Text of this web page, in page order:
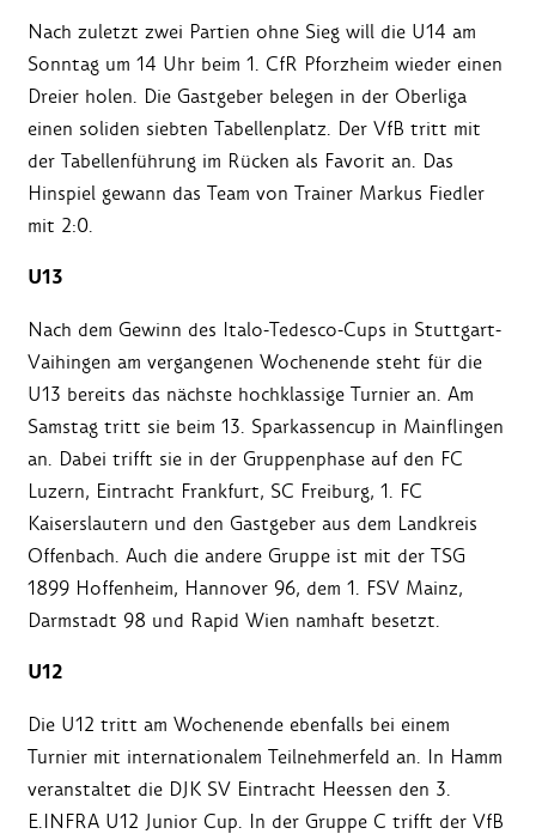
Nach zuletzt zwei Partien ohne Sieg will die U14 am
Sonntag um 14 Uhr beim 1. CfR Pforzheim wieder einen
Dreier holen. Die Gastgeber belegen in der Oberliga
einen soliden siebten Tabellenplatz. Der VfB tritt mit
der Tabellenführung im Rücken als Favorit an. Das
Hinspiel gewann das Team von Trainer Markus Fiedler
mit 2:0.
U13
Nach dem Gewinn des Italo-Tedesco-Cups in Stuttgart-
Vaihingen am vergangenen Wochenende steht für die
U13 bereits das nächste hochklassige Turnier an. Am
Samstag tritt sie beim 13. Sparkassencup in Mainflingen
an. Dabei trifft sie in der Gruppenphase auf den FC
Luzern, Eintracht Frankfurt, SC Freiburg, 1. FC
Kaiserslautern und den Gastgeber aus dem Landkreis
Offenbach. Auch die andere Gruppe ist mit der TSG
1899 Hoffenheim, Hannover 96, dem 1. FSV Mainz,
Darmstadt 98 und Rapid Wien namhaft besetzt.
U12
Die U12 tritt am Wochenende ebenfalls bei einem
Turnier mit internationalem Teilnehmerfeld an. In Hamm
veranstaltet die DJK SV Eintracht Heessen den 3.
E.INFRA U12 Junior Cup. In der Gruppe C trifft der VfB